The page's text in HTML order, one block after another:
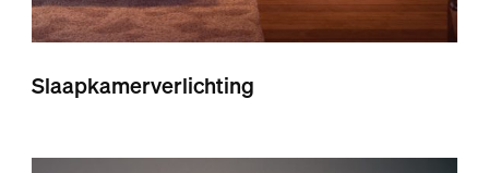
Slaapkamerverlichting